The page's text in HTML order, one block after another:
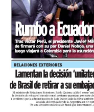
Los participantes
acompañados por
asistentes $12.000 y
entradas están
viernes de 14 a 19.
Asimismo, el viernes
de Cuentos” con
Margarita Luna.